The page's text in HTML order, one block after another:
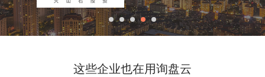
这些企业也在用询盘云